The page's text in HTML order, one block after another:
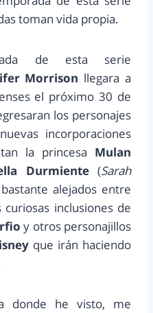
toman vida propia.
de esta serie
Morrison llegara a
el próximo 30 de
los personajes
incorporaciones
la princesa Mulan
Durmiente(Sarah
alejados entre
inclusiones de
y otros personajillos
que irán haciendo
donde he visto, me